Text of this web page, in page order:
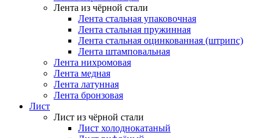
Лента из чёрной стали
Лента стальная упаковочная
Лента стальная пружинная
Лента стальная оцинкованная (штрипс)
Лента штамповальная
Лента нихромовая
Лента медная
Лента латунная
Лента бронзовая
Лист
Лист из чёрной стали
Лист холоднокатаный